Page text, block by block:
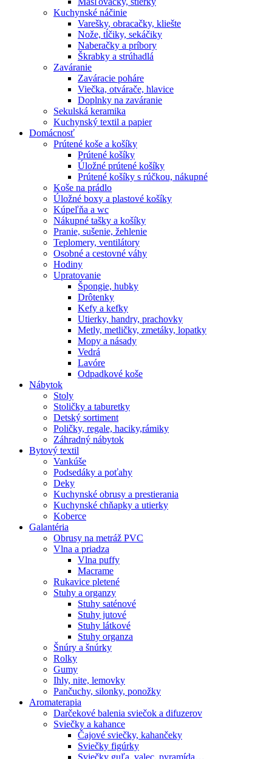
Kuchynské náčinie
Varešky, obracačky, kliešte
Nože, tĺčiky, sekáčiky
Naberačky a príbory
Škrabky a strúhadlá
Zaváranie
Zaváracie poháre
Viečka, otvárače, hlavice
Doplnky na zaváranie
Sekulská keramika
Kuchynský textil a papier
Domácnosť
Prútené koše a košíky
Prútené košíky
Úložné prútené košíky
Prútené košíky s rúčkou, nákupné
Koše na prádlo
Úložné boxy a plastové košíky
Kúpeľňa a wc
Nákupné tašky a košíky
Pranie, sušenie, žehlenie
Teplomery, ventilátory
Osobné a cestovné váhy
Hodiny
Upratovanie
Špongie, hubky
Drôtenky
Kefy a kefky
Utierky, handry, prachovky
Metly, metličky, zmetáky, lopatky
Mopy a násady
Vedrá
Lavóre
Odpadkové koše
Nábytok
Stoly
Stoličky a taburetky
Detský sortiment
Poličky, regale, haciky,rámiky
Záhradný nábytok
Bytový textil
Vankúše
Podsedáky a poťahy
Deky
Kuchynské obrusy a prestierania
Kuchynské chňapky a utierky
Koberce
Galantéria
Obrusy na metráž PVC
Vlna a priadza
Vlna puffy
Macrame
Rukavice pletené
Stuhy a organzy
Stuhy saténové
Stuhy jutové
Stuhy látkové
Stuhy organza
Šnúry a šnúrky
Rolky
Gumy
Ihly, nite, lemovky
Pančuchy, silonky, ponožky
Aromaterapia
Darčekové balenia sviečok a difuzerov
Sviečky a kahance
Čajové sviečky, kahančeky
Sviečky figúrky
Sviečky guľa, valec, pyramída…